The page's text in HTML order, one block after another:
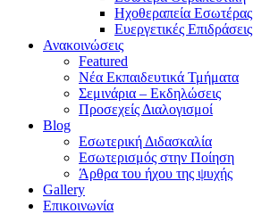
Ηχοθεραπεία Εσωτέρας
Ευεργετικές Επιδράσεις
Ανακοινώσεις
Featured
Νέα Εκπαιδευτικά Τμήματα
Σεμινάρια – Εκδηλώσεις
Προσεχείς Διαλογισμοί
Blog
Εσωτερική Διδασκαλία
Εσωτερισμός στην Ποίηση
Άρθρα του ήχου της ψυχής
Gallery
Επικοινωνία